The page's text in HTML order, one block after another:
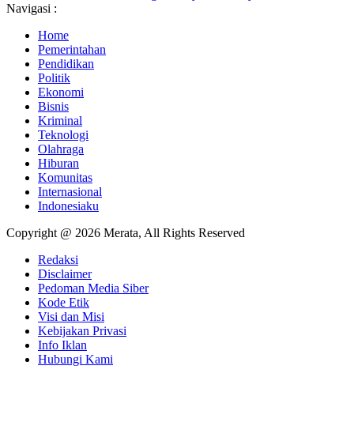
Navigasi :
Home
Pemerintahan
Pendidikan
Politik
Ekonomi
Bisnis
Kriminal
Teknologi
Olahraga
Hiburan
Komunitas
Internasional
Indonesiaku
Copyright @ 2026 Merata, All Rights Reserved
Redaksi
Disclaimer
Pedoman Media Siber
Kode Etik
Visi dan Misi
Kebijakan Privasi
Info Iklan
Hubungi Kami